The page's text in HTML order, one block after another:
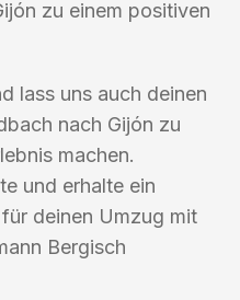
zu einem positiven
lass uns auch deinen
nach Gijón zu
machen.
und erhalte ein
deinen Umzug mit
Bergisch